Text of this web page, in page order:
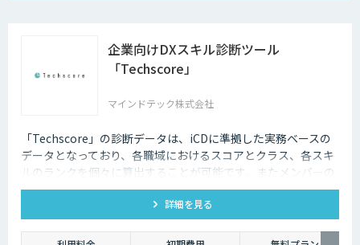
企業向けDXスキル診断ツール
「Techscore」
マインドテック株式会社
「Techscore」の診断データは、iCDに準拠した実務ベースの
データとなっており、各職域におけるスコアとクラス、各スキ
ルのランクを個々に算出することが可能です。またメンバーの
スキル状態を確認することで必要な学習の選定やPJメンバーの
選定にもご活用いただけます。詳細を見る